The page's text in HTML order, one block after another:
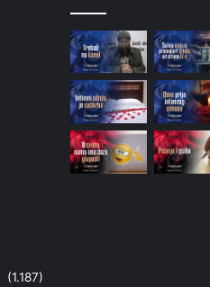
(1.187)